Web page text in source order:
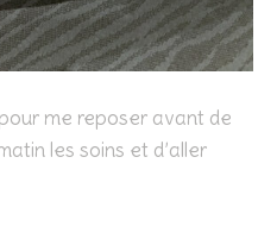
me reposer avant de
les soins et d’aller